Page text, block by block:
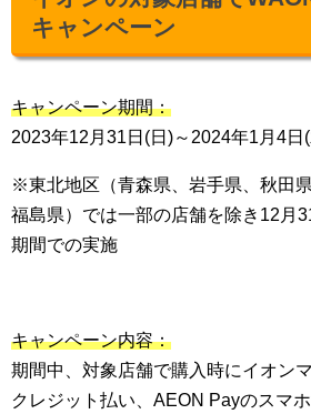
キャンペーン
キャンペーン期間：
2023年12月31日(日)～2024年1月4日
※東北地区（青森県、岩手県、秋田
福島県）では一部の店舗を除き12月
期間での実施
キャンペーン内容：
期間中、対象店舗で購入時にイオン
クレジット払い、AEON Payのスマホ